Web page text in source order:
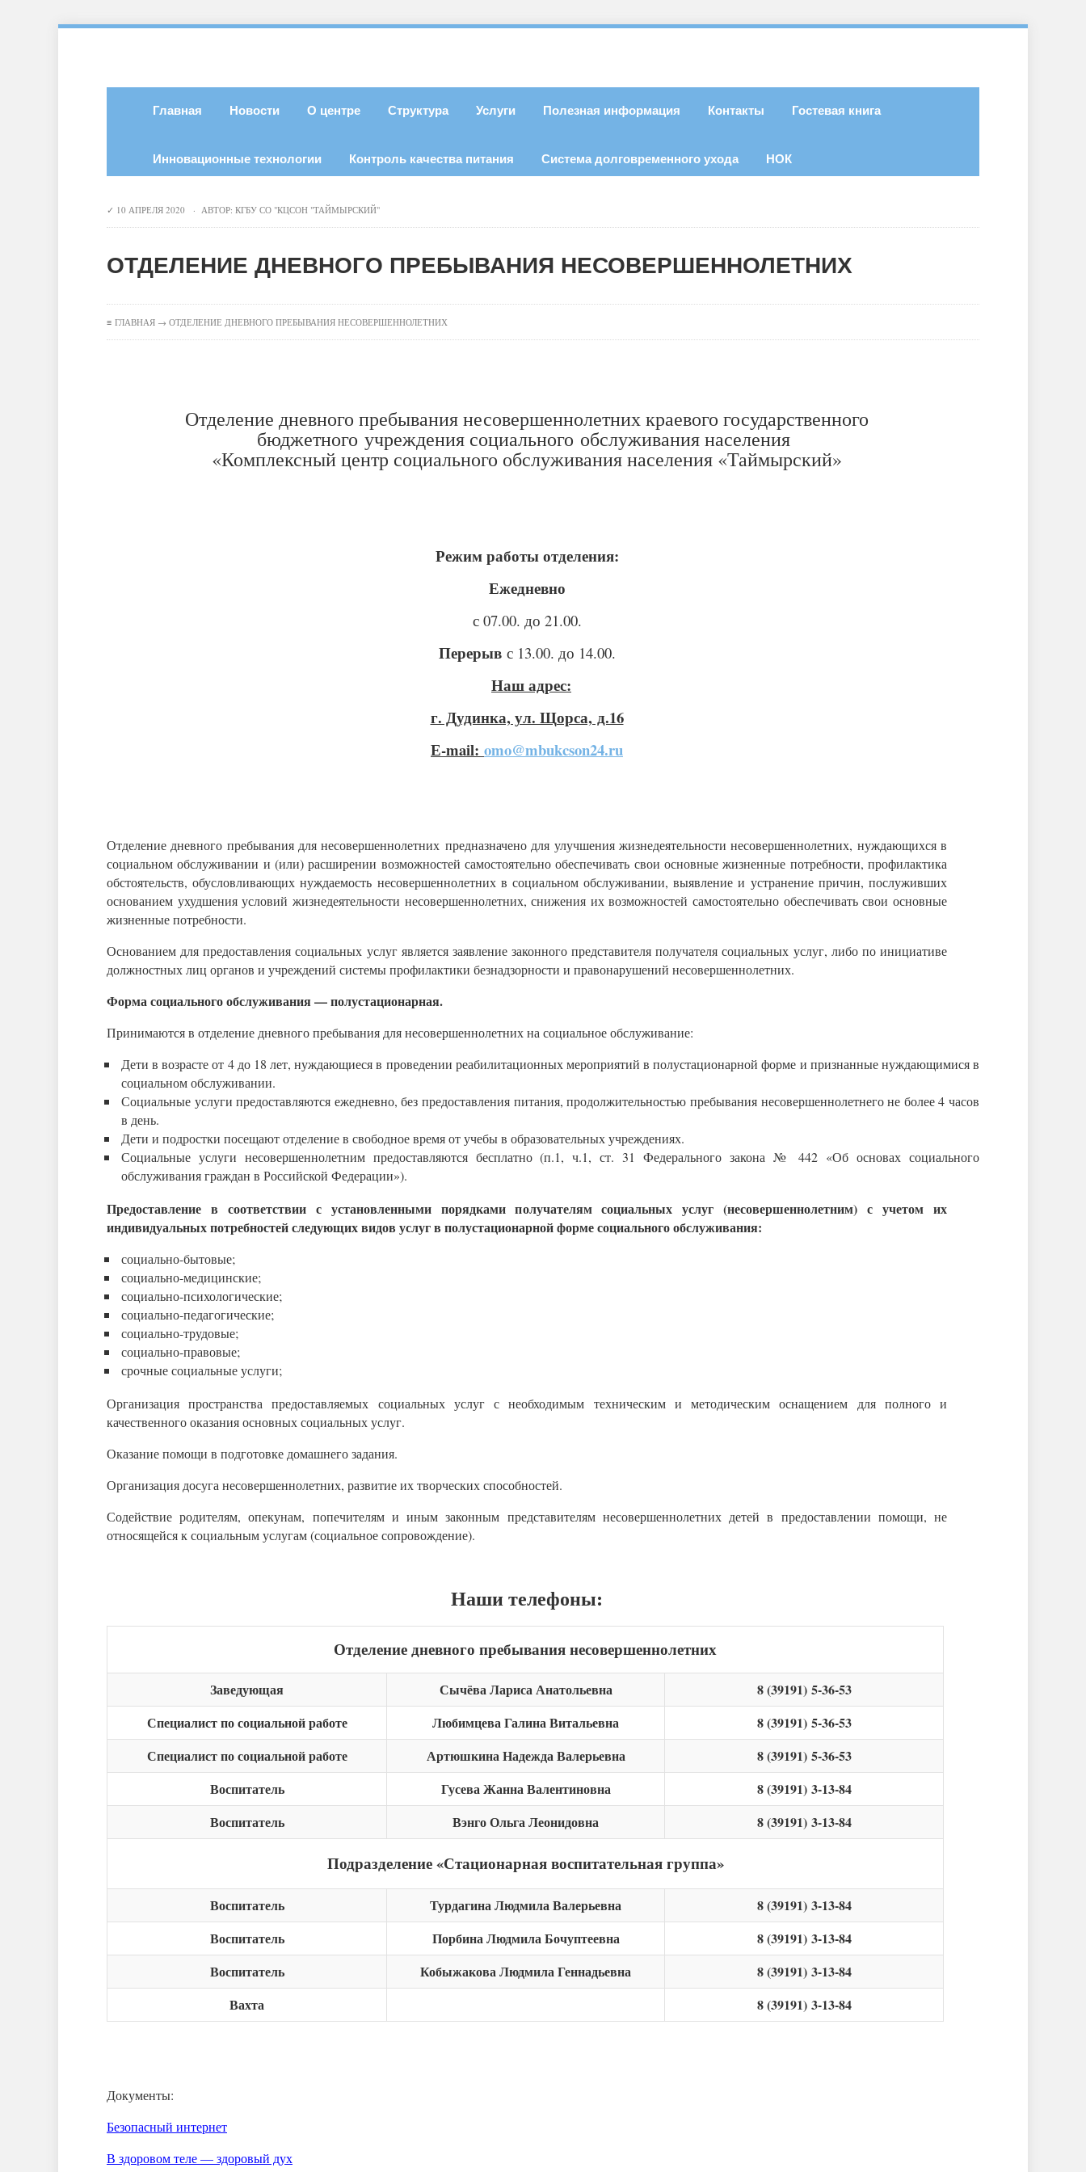
Главная Новости О центре Структура Услуги Полезная информация Контакты Гостевая книга
Инновационные технологии Контроль качества питания Система долговременного ухода НОК
10 АПРЕЛЯ 2020 · АВТОР: КГБУ СО "КЦСОН "ТАЙМЫРСКИЙ"
ОТДЕЛЕНИЕ ДНЕВНОГО ПРЕБЫВАНИЯ НЕСОВЕРШЕННОЛЕТНИХ
≡ ГЛАВНАЯ → ОТДЕЛЕНИЕ ДНЕВНОГО ПРЕБЫВАНИЯ НЕСОВЕРШЕННОЛЕТНИХ
Отделение дневного пребывания несовершеннолетних краевого государственного
бюджетного учреждения социального обслуживания населения
«Комплексный центр социального обслуживания населения «Таймырский»
Режим работы отделения:
Ежедневно
с 07.00. до 21.00.
Перерывс 13.00. до 14.00.
Наш адрес:
г. Дудинка, ул. Щорса, д.16
Е-mail: omo@mbukcson24.ru
Отделение дневного пребывания для несовершеннолетних предназначено для улучшения жизнедеятельности несовершеннолетних, нуждающихся в
социальном обслуживании и (или) расширении возможностей самостоятельно обеспечивать свои основные жизненные потребности, профилактика
обстоятельств, обусловливающих нуждаемость несовершеннолетних в социальном обслуживании, выявление и устранение причин, послуживших
основанием ухудшения условий жизнедеятельности несовершеннолетних, снижения их возможностей самостоятельно обеспечивать свои основные
жизненные потребности.
Основанием для предоставления социальных услуг является заявление законного представителя получателя социальных услуг, либо по инициативе
должностных лиц органов и учреждений системы профилактики безнадзорности и правонарушений несовершеннолетних.
Форма социального обслуживания — полустационарная.
Принимаются в отделение дневного пребывания для несовершеннолетних на социальное обслуживание:
Дети в возрасте от 4 до 18 лет, нуждающиеся в проведении реабилитационных мероприятий в полустационарной форме и признанные нуждающимися в
социальном обслуживании.
Социальные услуги предоставляются ежедневно, без предоставления питания, продолжительностью пребывания несовершеннолетнего не более 4 часов
в день.
Дети и подростки посещают отделение в свободное время от учебы в образовательных учреждениях.
Социальные услуги несовершеннолетним предоставляются бесплатно (п.1, ч.1, ст. 31 Федерального закона № 442 «Об основах социального
обслуживания граждан в Российской Федерации»).
Предоставление в соответствии с установленными порядками получателям социальных услуг (несовершеннолетним) с учетом их
индивидуальных потребностей следующих видов услуг в полустационарной форме социального обслуживания:
социально-бытовые;
социально-медицинские;
социально-психологические;
социально-педагогические;
социально-трудовые;
социально-правовые;
срочные социальные услуги;
Организация пространства предоставляемых социальных услуг с необходимым техническим и методическим оснащением для полного и
качественного оказания основных социальных услуг.
Оказание помощи в подготовке домашнего задания.
Организация досуга несовершеннолетних, развитие их творческих способностей.
Содействие родителям, опекунам, попечителям и иным законным представителям несовершеннолетних детей в предоставлении помощи, не
относящейся к социальным услугам (социальное сопровождение).
Наши телефоны:
Отделение дневного пребывания несовершеннолетних
Заведующая Сычёва Лариса Анатольевна
8 (39191) 5-36-53
Специалист по социальной работе
Любимцева Галина Витальевна
8 (39191) 5-36-53
Специалист по социальной работе
Артюшкина Надежда Валерьевна
8 (39191) 5-36-53
Воспитатель
Гусева Жанна Валентиновна
8 (39191) 3-13-84
Воспитатель
Вэнго Ольга Леонидовна 8 (39191) 3-13-84
Подразделение «Стационарная воспитательная группа»
Воспитатель Турдагина Людмила Валерьевна
8 (39191) 3-13-84
Воспитатель
Порбина Людмила Бочуптеевна
8 (39191) 3-13-84
Воспитатель
Кобыжакова Людмила Геннадьевна
8 (39191) 3-13-84
Вахта
8 (39191) 3-13-84
Документы:
Безопасный интернет
В здоровом теле — здоровый дух